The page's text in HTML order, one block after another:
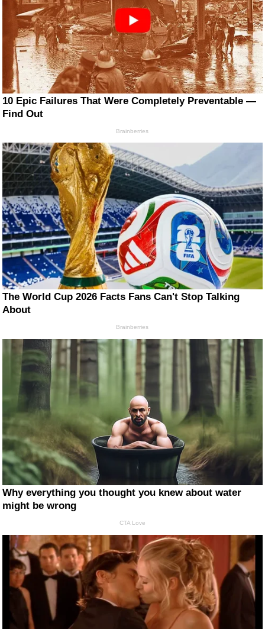
10 Epic Failures That Were Completely Preventable —
Find Out
Brainberries
The World Cup 2026 Facts Fans Can't Stop Talking
About
Brainberries
Why everything you thought you knew about water
might be wrong
CTA Love